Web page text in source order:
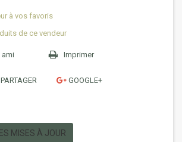
à vos favoris
de ce vendeur
ami Imprimer
GOOGLE+
MISES À JOUR